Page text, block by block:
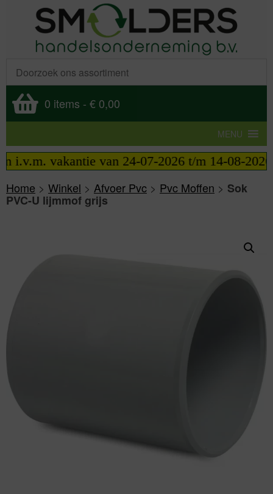
0 items - € 0,00
MENU
vakantie van 24-07-2026 t/m 14-08-2026
Home > Winkel > Afvoer Pvc > Pvc Moffen > Sok
PVC-U lijmmof grijs